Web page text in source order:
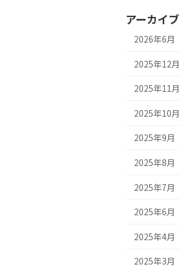
アーカイブ
2026年6月
2025年12月
2025年11月
2025年10月
2025年9月
2025年8月
2025年7月
2025年6月
2025年4月
2025年3月